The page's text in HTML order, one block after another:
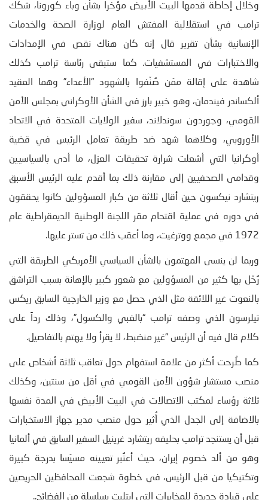
وخلال إحاطة قدمها البيت الأبيض مؤخرا بشأن وباء كورونا، شكك
ترامب في استقلالية المفتش العام لوزارة الصحة والخدمات
الإنسانية بشأن تقرير قال إنه كان هناك نقص في الإمدادات
والاختبارات في المستشفيات. كما ستبقى رئاسة ترامب كذلك
شاهدة على إقالة ممّن صُنّفوا بالشهود “الأعداء” وهما العقيد
ألكساندر فيندمان، وهو خبير بارز في الشأن الأوكراني بمجلس الأمن
القومي، وجوردون سوندلاند، سفير الولايات المتحدة في الاتحاد
الأوروبي، وكلاهما شهد ضد طريقة تعامل الرئيس في قضية
أوكرانيا التي أشعلت شرارة تحقيقات العزل، ما أدى بالسياسيين
وقدامى الصحفيين إلى مقارنة ذلك بما أقدم عليه الرئيس الأسبق
ريتشارد نيكسون حين أقال ثلاثة من كبار المسؤولين كانوا يحققون
في دوره في عملية اقتحام مقر اللجنة الوطنية الديمقراطية عام
1972 في مجمع ووترغيت، وما أعقب ذلك من تستر عليها.
وربما لن ينسى المهتمون بالشأن السياسي الأمريكي الطريقة التي
رُحّل بها كثير من المسؤولين مع شعور كبير بالإهانة بسبب التراشق
بالنعوت غير اللائقة مثل الذي حصل مع وزير الخارجية السابق ريكس
تيلرسون الذي وصفه ترامب “بالغبي والكسول”، وذلك رداً على
كلام قال فيه أن الرئيس “غير منضبط، لا يقرأ ولا يهتم بالتفاصيل.
كما طُرحت أكثر من علامة استفهام حول تعاقب ثلاثة أشخاص على
منصب مستشار شؤون الأمن القومي في أقل من سنتين، وكذلك
ثلاثة رؤساء لمكتب الاتصالات في البيت الأبيض في المدة نفسها
بالاضافة إلى الجدل الذي أُثير حول منصب مدير جهاز الاستخبارات
قبل أن يستنجد ترامب بحليفه ريتشارد غرينيل السفير السابق في ألمانيا
وهو من ألد خصوم إيران، حيث أعتُبر تعيينه مسيّسا بدرجة كبيرة
وتكتيكيا من قبل الرئيس، في خطوة شجعت المحافظين الحريصين
على قيادة جديدة للمخابرات التي ابتليت بسلسلة من الفضائح..